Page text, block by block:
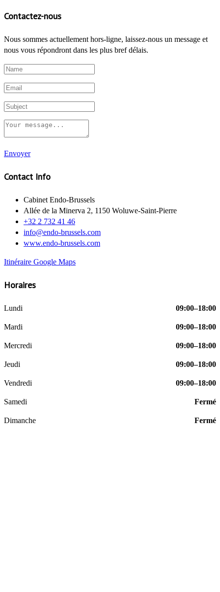
Contactez-nous
Nous sommes actuellement hors-ligne, laissez-nous un message et
nous vous répondront dans les plus bref délais.
Envoyer
Contact Info
Cabinet Endo-Brussels
Allée de la Minerva 2, 1150 Woluwe-Saint-Pierre
+32 2 732 41 46
info@endo-brussels.com
www.endo-brussels.com
Itinéraire Google Maps
Horaires
Lundi 09:00–18:00
Mardi 09:00–18:00
Mercredi 09:00–18:00
Jeudi 09:00–18:00
Vendredi 09:00–18:00
Samedi Fermé
Dimanche Fermé